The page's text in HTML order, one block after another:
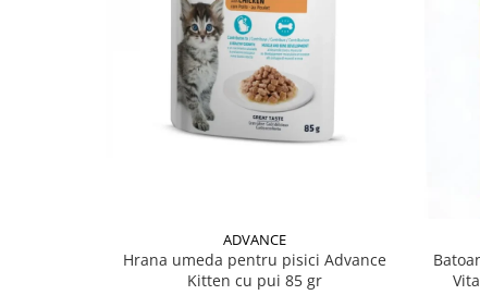
ADVANCE
Hrana umeda pentru pisici Advance
Kitten cu pui 85 gr